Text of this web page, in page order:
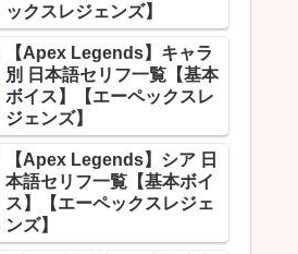
ックスレジェンズ】
【Apex Legends】キャラ
別 日本語セリフ一覧【基本
ボイス】【エーペックスレ
ジェンズ】
【Apex Legends】シア 日
本語セリフ一覧【基本ボイ
ス】【エーペックスレジェ
ンズ】